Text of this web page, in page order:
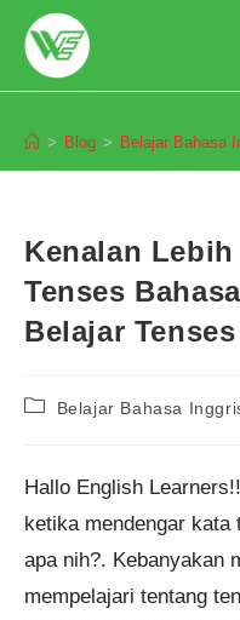
content
> Blog > Belajar Bahasa
Kenalan Lebih
Tenses
Belajar
PostBelajar Bahasa
Hallo English
ketika mendengar
apa nih?. Kebanyakan
mempelajari tentang